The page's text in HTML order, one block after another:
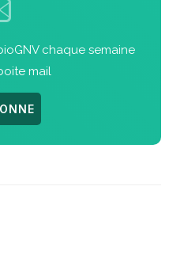
chaque semaine
mail